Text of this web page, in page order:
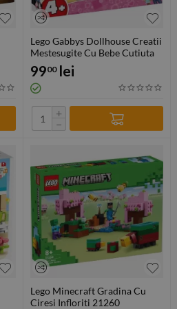
Lego Gabbys Dollhouse Creatii
Mestesugite Cu Bebe Cutiuta
10795
9900 lei
+
−
Lego Minecraft Gradina Cu
Ciresi Infloriti 21260